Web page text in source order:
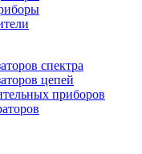
спектра
цепей
приборов